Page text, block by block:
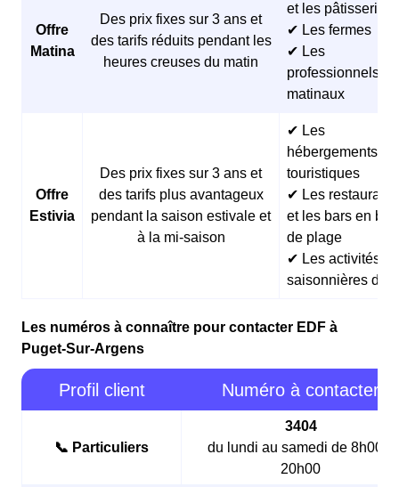
Offre
Matina
Des prix fixes sur 3 ans et
des tarifs réduits pendant les
heures creuses du matin
et les pâtisseries
✔ Les fermes
✔ Les
professionnels
matinaux
Offre
Estivia
Des prix fixes sur 3 ans et
des tarifs plus avantageux
pendant la saison estivale et
à la mi-saison
✔ Les
hébergements
touristiques
✔ Les restaurants
et les bars en
de plage
✔ Les activités
saisonnières
Les numéros à connaître pour contacter EDF à
Puget-Sur-Argens
Profil client Numéro à contacter
📞 Particuliers
3404
du lundi au samedi de 8h00 à
20h00